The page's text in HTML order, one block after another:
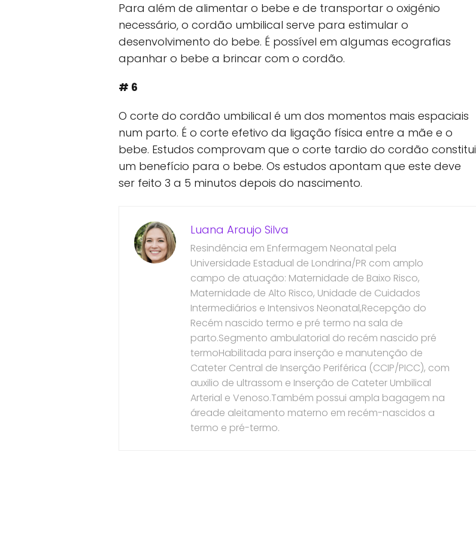
Para além de alimentar o bebe e de transportar o oxigénio
necessário, o cordão umbilical serve para estimular o
desenvolvimento do bebe. É possível em algumas ecografias
apanhar o bebe a brincar com o cordão.
# 6
O corte do cordão umbilical é um dos momentos mais espaciais
num parto. É o corte efetivo da ligação física entre a mãe e o
bebe. Estudos comprovam que o corte tardio do cordão constitui
um benefício para o bebe. Os estudos apontam que este deve
ser feito 3 a 5 minutos depois do nascimento.
Luana Araujo Silva
Resindência em Enfermagem Neonatal pela
Universidade Estadual de Londrina/PR com amplo
campo de atuação: Maternidade de Baixo Risco,
Maternidade de Alto Risco, Unidade de Cuidados
Intermediários e Intensivos Neonatal,Recepção do
Recém nascido termo e pré termo na sala de
parto.Segmento ambulatorial do recém nascido pré
termoHabilitada para inserção e manutenção de
Cateter Central de Inserção Periférica (CCIP/PICC), com
auxilio de ultrassom e Inserção de Cateter Umbilical
Arterial e Venoso.Também possui ampla bagagem na
áreade aleitamento materno em recém-nascidos a
termo e pré-termo.